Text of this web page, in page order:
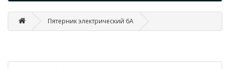
Пятерник электрический 6А